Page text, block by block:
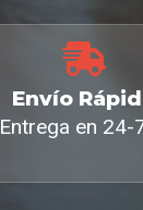
Envío
Entrega en 24-